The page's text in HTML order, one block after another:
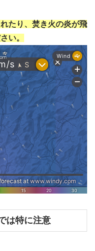
たり、焚き火の炎が飛
い。
は特に注意